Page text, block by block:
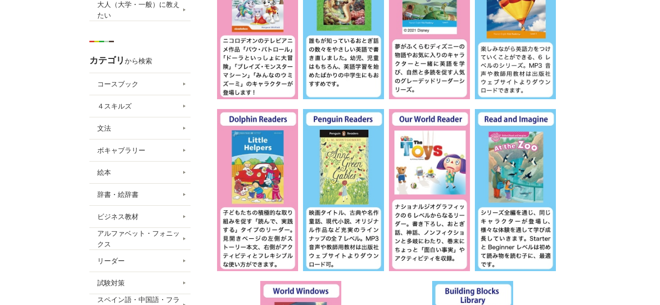
大人（大学・一般）に教え
たい
カテゴリ から検索
コースブック
４スキルズ
文法
ボキャブラリー
絵本
辞書・絵辞書
ビジネス教材
アルファベット・フォニッ
クス
リーダー
試験対策
スペイン語・中国語・フラ